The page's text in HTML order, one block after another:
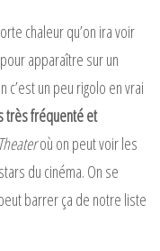
chaleur qu’on ira voir
apparaître sur un
c’est un peu rigolo en vrai
très fréquenté et
où on peut voir les
du cinéma. On se
barrer ça de notre liste